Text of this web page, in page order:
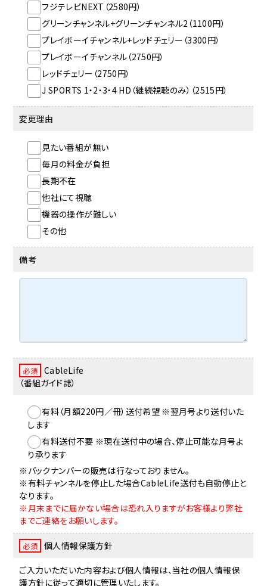
フジテレビNEXT（2580円）
グリーンチャンネル+グリーンチャンネル2（1100円）
プレイボーイチャンネル+レッドチェリー（3300円）
プレイボーイチャンネル（2750円）
レッドチェリー（2750円）
J SPORTS 1・2・3・4 HD（継続視聴のみ）（2515円）
変更理由
見たい番組が無い
毎月の料金が負担
長期不在
他社にて視聴
機器の操作が難しい
その他
備考
必須
CableLife
（番組ガイド誌）
有料（月額220円／冊）送付希望 ※翌月号より送付いた
します
有料送付不要 ※現在送付中の場合、停止可能な月号よ
り承ります
※バックナンバーの販売は行なっておりません。
※有料チャンネルを停止した場合CableLife送付も自動停止と
なります。
※月末までに届かない場合は恐れ入りますがお客様より弊社
までご連絡をお願いします。
必須 個人情報保護方針
ご入力いただいた内容および個人情報は、当社の個人情報保
護方針に従って適切に管理いたします。